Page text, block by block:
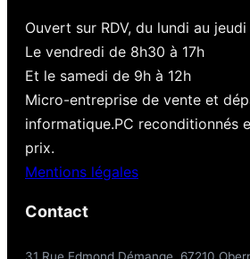
Ouvert sur RDV, du lundi au
Le vendredi de 8h30 à 17h
Et le samedi de 9h à 12h
Micro-entreprise de vente et
informatique.PC reconditionnés
prix.
Mentions légales
Contact